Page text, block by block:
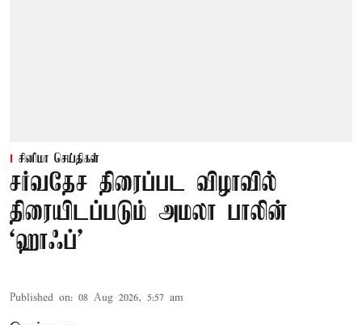
சினிமா செய்திகள்
சர்வதேச திரைப்பட விழாவில்
திரையிடப்படும் அமலா பாலின்
‘ஹாஃப்’
Published on: 08 Aug 2026, 5:57 am